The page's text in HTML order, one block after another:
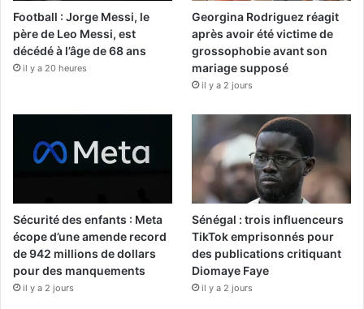
Football : Jorge Messi, le
père de Leo Messi, est
décédé à l’âge de 68 ans
il y a 20 heures
Georgina Rodriguez réagit
après avoir été victime de
grossophobie avant son
mariage supposé
il y a 2 jours
Sécurité des enfants : Meta
écope d’une amende record
de 942 millions de dollars
pour des manquements
il y a 2 jours
Sénégal : trois influenceurs
TikTok emprisonnés pour
des publications critiquant
Diomaye Faye
il y a 2 jours